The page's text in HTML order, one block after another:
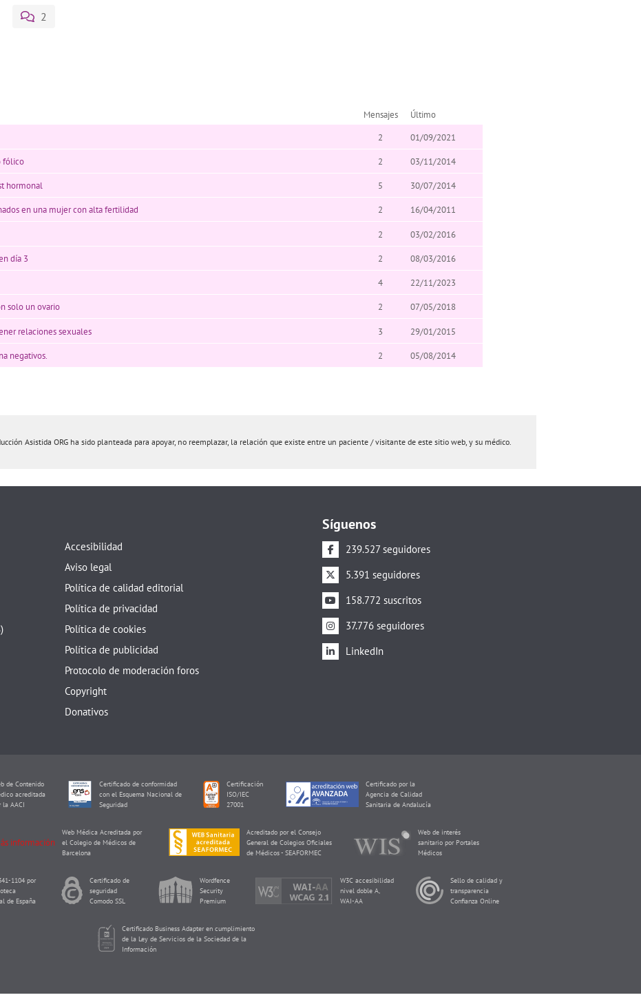
2
Mensajes
Último
2 01/09/2021
fólico 2 03/11/2014
hormonal 5 30/07/2014
en una mujer con alta fertilidad 2 16/04/2011
2 03/02/2016
día 3 2 08/03/2016
4 22/11/2023
solo un ovario 2 07/05/2018
relaciones sexuales 3 29/01/2015
negativos. 2 05/08/2014
Asistida ORG ha sido planteada para apoyar, no reemplazar, la relación que existe entre un paciente / visitante de este sitio web, y su médico.
Accesibilidad
Aviso legal
Política de calidad editorial
Política de privacidad
Política de cookies
Política de publicidad
Protocolo de moderación foros
Copyright
Donativos
Síguenos
239.527 seguidores
5.391 seguidores
158.772 suscritos
37.776 seguidores
LinkedIn
de Contenido
acreditada
la AACI
Certificado de conformidad
con el Esquema Nacional de
Seguridad
Certificación
ISO/IEC
27001
Certificado por la
Agencia de Calidad
Sanitaria de Andalucía
Web Médica Acreditada por
el Colegio de Médicos de
Barcelona
Acreditado por el Consejo
General de Colegios Oficiales
de Médicos - SEAFORMEC
Web de interés
sanitario por Portales
Médicos
1104 por
de España
Certificado de
seguridad
Comodo SSL
Wordfence
Security
Premium
W3C accesibilidad
nivel doble A,
WAI-AA
Sello de calidad y
transparencia
Confianza Online
Certificado Business Adapter en cumplimiento
de la Ley de Servicios de la Sociedad de la
Información